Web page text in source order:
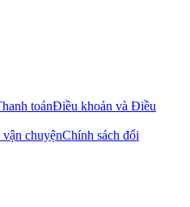
toánĐiều khoản và Điều
chuyệnChính sách đổi